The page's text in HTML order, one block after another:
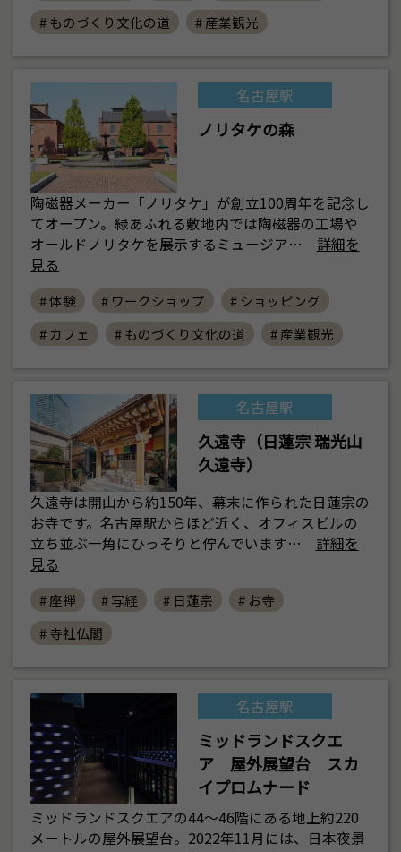
# ものづくり文化の道
# 産業観光
名古屋駅
ノリタケの森
陶磁器メーカー「ノリタケ」が創立100周年を記念し
てオープン。緑あふれる敷地内では陶磁器の工場や
オールドノリタケを展示するミュージア…
詳細を
見る
# 体験 # ワークショップ
# ショッピング
# カフェ
# ものづくり文化の道 # 産業観光
名古屋駅
久遠寺（日蓮宗 瑞光山
久遠寺）
久遠寺は開山から約150年、幕末に作られた日蓮宗の
お寺です。名古屋駅からほど近く、オフィスビルの
立ち並ぶ一角にひっそりと佇んでいます…
詳細を
見る
# 座禅 # 写経 # 日蓮宗
# お寺
# 寺社仏閣
名古屋駅
ミッドランドスクエ
ア 屋外展望台 スカ
イプロムナード
ミッドランドスクエアの44～46階にある地上約220
メートルの屋外展望台。2022年11月には、日本夜景